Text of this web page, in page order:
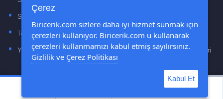
. Sözler
. Teknoloji Haberleri . Yaşam
. Yazılım Haberleri . Yiyecek Önerileri ve Tarifleri
Çerez
Biricerik.com sizlere daha iyi hizmet sunmak için
çerezleri kullanıyor. Biricerik.com u kullanarak
çerezleri kullanmamızı kabul etmiş sayılırsınız.
Gizlilik ve Çerez Politikası
Kabul Et